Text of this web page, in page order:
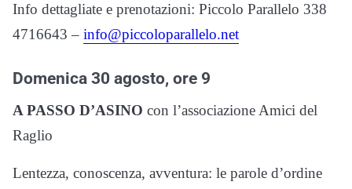
Info dettagliate e prenotazioni: Piccolo Parallelo 338
4716643 – info@piccoloparallelo.net
Domenica 30 agosto, ore 9
A PASSO D’ASINO con l’associazione Amici del
Raglio
Lentezza, conoscenza, avventura: le parole d’ordine